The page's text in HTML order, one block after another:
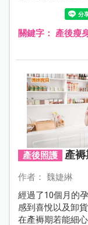
家庭工作兩頭燒
甩肉，但還在坐
消脂簡直是一個
關鍵字： 產後瘦
產後照護 產
作者： 魏婕綝
經過了10個月的
感到喜悅以及卸
在產褥期若能細